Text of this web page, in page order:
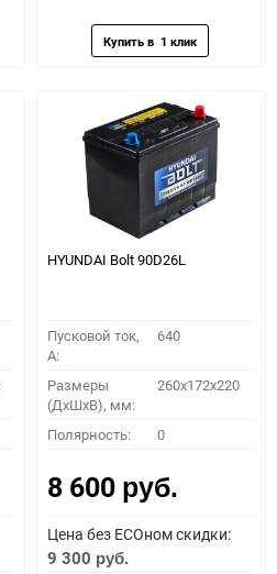
HYUNDAI Bolt 90D26L
Пусковой ток,
A:
640
Размеры
(ДхШхВ), мм:
260x172x220
Полярность: 0
8 600 руб.
Цена без ECOном скидки:
9 300 руб.